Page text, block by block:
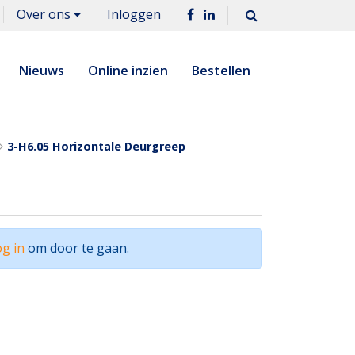
Over ons Inloggen
Nieuws Online inzien Bestellen
3-H6.05 Horizontale Deurgreep
in om door te gaan.